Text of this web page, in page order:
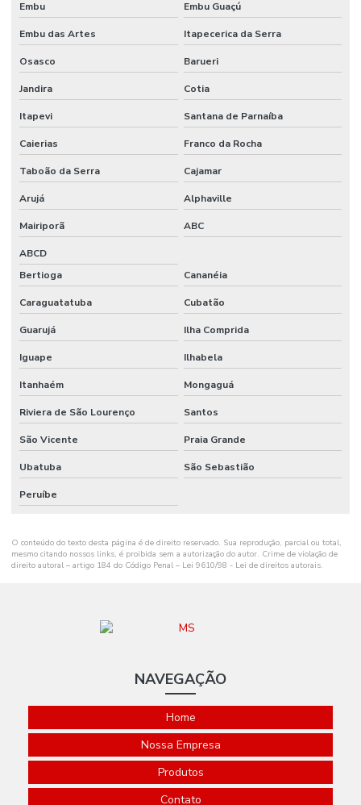
Fornecedores De Etiquetas Tag Para Roupas
Fornecedores De Etiquetas Térmicas Adesivas No Paraná
Fornecedores De Ribbon Cera Sul
Onde Comprar Etiquetas Couche Paraná
Onde Comprar Etiquetas Para Roupas Em Paraná
Onde Comprar Etiquetas Térmicas Adesivas No Sul
Onde Comprar Ribbon Cera 1 Polegada
Onde Comprar Ribbon Cera 110x74 No Paraná
Onde Comprar Ribbon Cera No Sul
Onde Comprar Ribbon Misto Paraná
Preço De Etiqueta De Gondola Branca Ou Amarela
Ribbon Cera 110mm
Ribbon Cera 110mm Distribuidor Em Mg
Ribbon Cera 110mm Para Impressão
Ribbon Cera 110mm X 74m Tubete 1 2 Polegada
Ribbon Cera 110x450 Metros
Ribbon Cera 110x450 Minas Gerais
Ribbon Cera 110x450 Santa Catarina
Embu Embu Guaçú
Embu das Artes Itapecerica da Serra
Osasco Barueri
Jandira Cotia
Itapevi Santana de Parnaíba
Caierias Franco da Rocha
Taboão da Serra Cajamar
Arujá Alphaville
Mairiporã ABC
ABCD
Bertioga
Cananéia
Caraguatatuba Cubatão
Guarujá Ilha Comprida
Iguape Ilhabela
Itanhaém Mongaguá
Riviera de São Lourenço Santos
São Vicente Praia Grande
Ubatuba São Sebastião
Peruíbe
O conteúdo do texto desta página é de direito reservado. Sua reprodução, parcial ou total,
mesmo citando nossos links, é proibida sem a autorização do autor. Crime de violação de
direito autoral – artigo 184 do Código Penal – Lei 9610/98 - Lei de direitos autorais.
NAVEGAÇÃO
Home
Nossa Empresa
Produtos
Contato